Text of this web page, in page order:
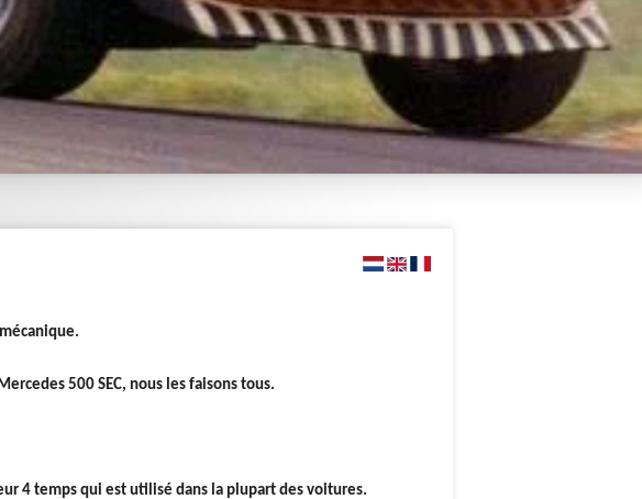
500 SEC, nous les faisons tous.
4 temps qui est utilisé dans la plupart des voitures.